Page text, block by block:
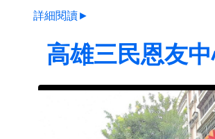
詳細閱讀►
高雄三民恩友